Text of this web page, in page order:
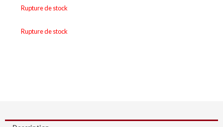
Rupture de stock
Rupture de stock